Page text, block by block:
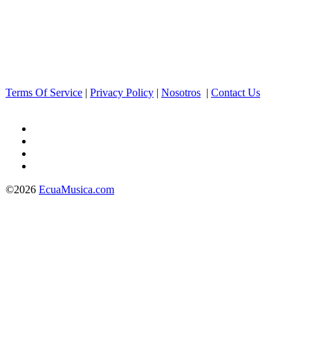
Terms Of Service | Privacy Policy | Nosotros | Contact Us
©2026 EcuaMusica.com